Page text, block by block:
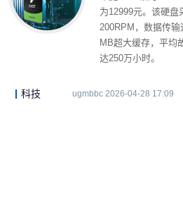
为12999元。该硬
200RPM，数据传
MB超大缓存，平均
达250万小时。
科技 ugmbbc 2026-04-28 17:09